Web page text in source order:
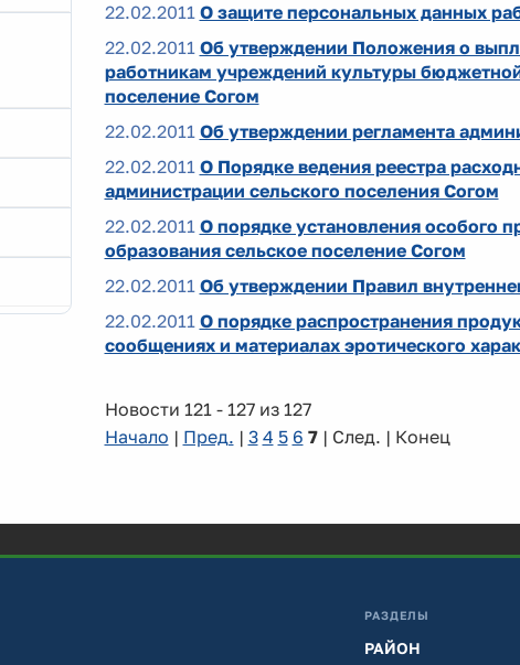
22.02.2011 О защите персональных данных
22.02.2011 Об утверждении Положения о
работникам учреждений культуры
поселение Согом
22.02.2011 Об утверждении регламента
22.02.2011 О Порядке ведения реестра
администрации сельского поселения Согом
22.02.2011 О порядке установления особого
образования сельское поселение Согом
22.02.2011 Об утверждении Правил
22.02.2011 О порядке распространения
сообщениях и материалах эротического
Новости 121 - 127 из 127
Начало | Пред. | 3 4 5 6 7| След. | Конец
РАЗДЕЛЫ
РАЙОН